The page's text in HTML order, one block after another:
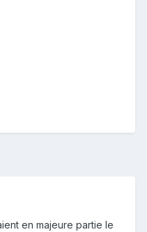
en majeure partie le